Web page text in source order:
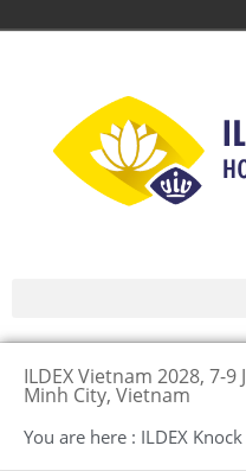
ILDEX Vietnam 2028, 7-9
Minh City, Vietnam
You are here : ILDEX